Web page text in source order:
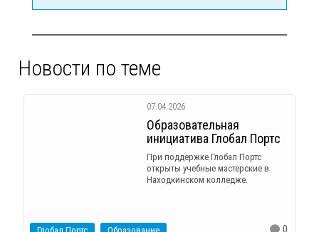
Новости по теме
07.04.2026
Образовательная
инициатива Глобал Портс
При поддержке Глобал Портс
открыты учебные мастерские в
Находкинском колледже.
0